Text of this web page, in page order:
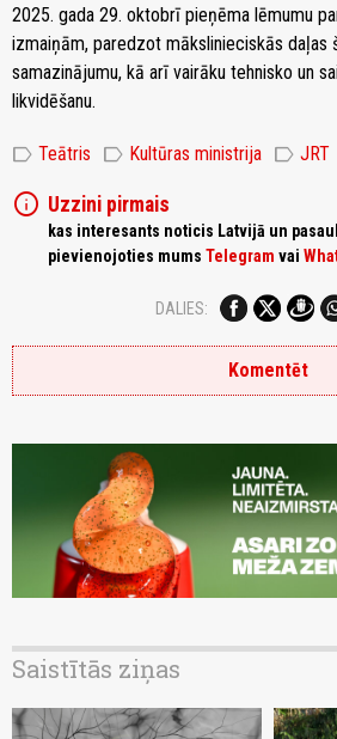
2025. gada 29. oktobrī pieņēma lēmumu
izmaiņām, paredzot mākslinieciskās daļas
samazinājumu, kā arī vairāku tehnisko un
likvidēšanu.
label Teātris label Kultūras ministrija label JRT
info Uzzini pirmais
kas interesants noticis Latvijā un
pievienojoties mums Telegram vai
DALIES:
Komentēt
Saistītās ziņas